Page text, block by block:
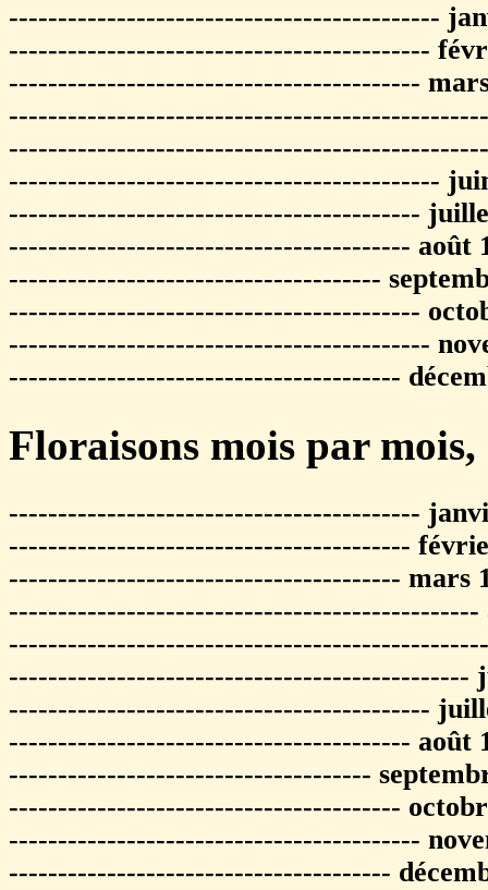
--------------------------------------------
-------------------------------------------
------------------------------------------
--------------------------------------------
------------------------------------------
----------------------------------------- août
--------------------------------------
------------------------------------------
-------------------------------------------
----------------------------------------
Floraisons mois par mois,
------------------------------------------
-----------------------------------------
---------------------------------------- mars
------------------------------------------------
-----------------------------------------------
-------------------------------------------
----------------------------------------- août
-------------------------------------
----------------------------------------
------------------------------------------
---------------------------------------